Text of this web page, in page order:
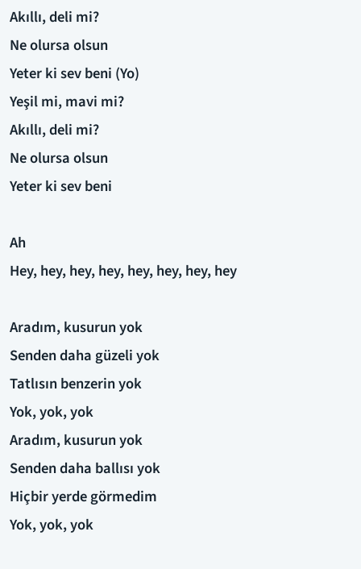
Akıllı, deli mi?
Ne olursa olsun
Yeter ki sev beni (Yo)
Yeşil mi, mavi mi?
Akıllı, deli mi?
Ne olursa olsun
Yeter ki sev beni
Ah
Hey, hey, hey, hey, hey, hey, hey, hey
Aradım, kusurun yok
Senden daha güzeli yok
Tatlısın benzerin yok
Yok, yok, yok
Aradım, kusurun yok
Senden daha ballısı yok
Hiçbir yerde görmedim
Yok, yok, yok